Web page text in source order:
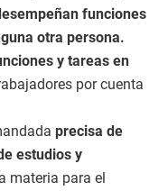
funciones
otra persona.
y tareas en
por cuenta
precisa de
estudios y
materia para el